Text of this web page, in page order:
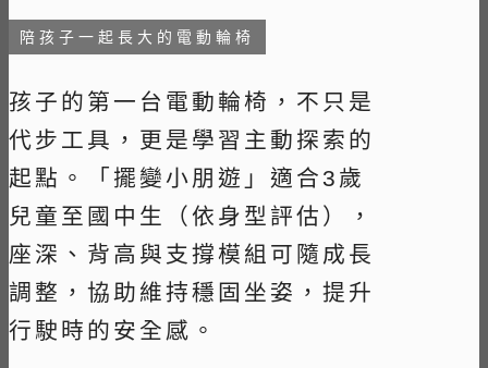
陪孩子一起長大的電動輪椅
孩子的第一台電動輪椅，不只是
代步工具，更是學習主動探索的
起點。「擺變小朋遊」適合3歲
兒童至國中生（依身型評估），
座深、背高與支撐模組可隨成長
調整，協助維持穩固坐姿，提升
行駛時的安全感。